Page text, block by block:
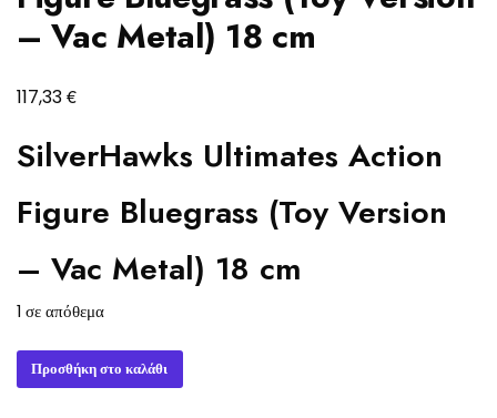
– Vac Metal) 18 cm
117,33€
SilverHawks Ultimates Action
Figure Bluegrass (Toy Version
– Vac Metal) 18 cm
1 σε απόθεμα
SilverHawks
Ultimates
Προσθήκη στο καλάθι